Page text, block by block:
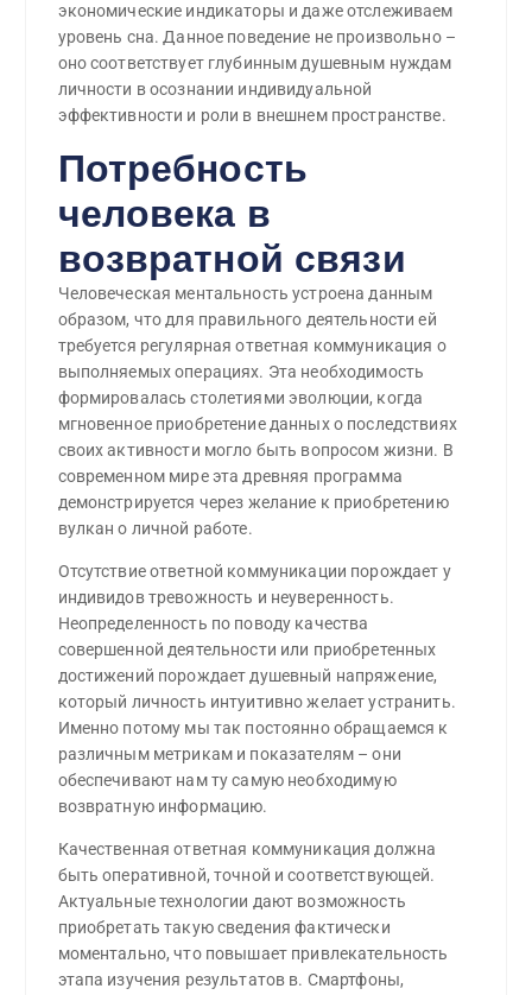
экономические индикаторы и даже отслеживаем
уровень сна. Данное поведение не произвольно –
оно соответствует глубинным душевным нуждам
личности в осознании индивидуальной
эффективности и роли в внешнем пространстве.
Потребность
человека в
возвратной связи
Человеческая ментальность устроена данным
образом, что для правильного деятельности ей
требуется регулярная ответная коммуникация о
выполняемых операциях. Эта необходимость
формировалась столетиями эволюции, когда
мгновенное приобретение данных о последствиях
своих активности могло быть вопросом жизни. В
современном мире эта древняя программа
демонстрируется через желание к приобретению
вулкан о личной работе.
Отсутствие ответной коммуникации порождает у
индивидов тревожность и неуверенность.
Неопределенность по поводу качества
совершенной деятельности или приобретенных
достижений порождает душевный напряжение,
который личность интуитивно желает устранить.
Именно потому мы так постоянно обращаемся к
различным метрикам и показателям – они
обеспечивают нам ту самую необходимую
возвратную информацию.
Качественная ответная коммуникация должна
быть оперативной, точной и соответствующей.
Актуальные технологии дают возможность
приобретать такую сведения фактически
моментально, что повышает привлекательность
этапа изучения результатов в. Смартфоны,